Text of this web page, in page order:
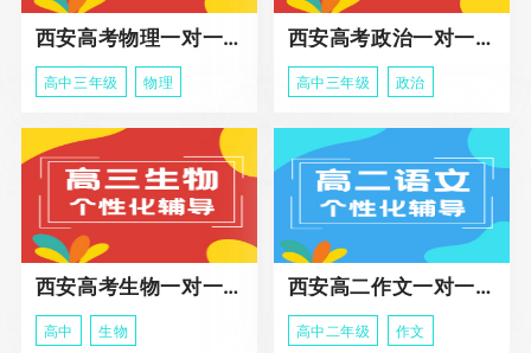
西安高考物理一对一辅导课程
高中三年级 物理
西安高考政治一对一辅导课程
高中三年级 政治
西安高考生物一对一辅导
高中 生物
西安高二作文一对一辅导课程
高中二年级 作文